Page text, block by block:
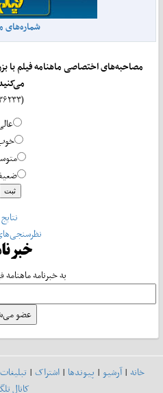
شماره‌های
مصاحبه‌های اختصاصی ماهنامه فیلم با
عالی
خوب
نتایج
به خبرنامه ماهنامه
خانه|آرشیو| پیوندها| اشتراک| تبلیغات
کانال